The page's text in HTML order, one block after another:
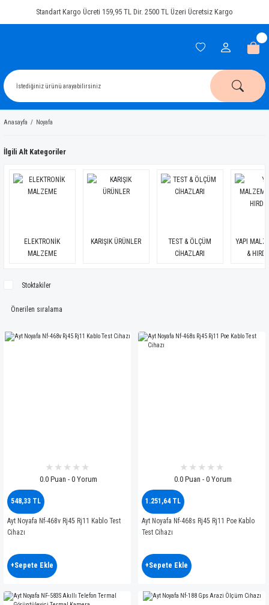
Standart Kargo Ücreti 159,95 TL Dir. 2500 TL Üzeri Ücretsiz Kargo
Anasayfa Noyafa
İlgili Alt Kategoriler
ELEKTRONİK
MALZEME
KARIŞIK ÜRÜNLER
TEST & ÖLÇÜM
CİHAZLARI
YAPI
&
Stoktakiler
0.0 Puan - 0 Yorum
548,33 TL
Ayt Noyafa Nf-468v Rj45 Rj11 Kablo Test
Cihazı
+Sepete Ekle
0.0 Puan - 0 Yorum
1.251,64 TL
Ayt Noyafa Nf-468s Rj45 Rj11 Poe Kablo
Test Cihazı
+Sepete Ekle